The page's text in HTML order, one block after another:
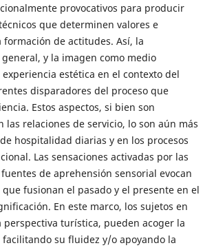
provocativos para producir
que determinen valores e
de actitudes. Así, la
y la imagen como medio
estética en el contexto del
disparadores del proceso que
Estos aspectos, si bien son
las relaciones de servicio, lo son aún más
hospitalidad diarias y en los procesos
Las sensaciones activadas por las
de aprehensión sensorial evocan
fusionan el pasado y el presente en el
En este marco, los sujetos en
perspectiva turística, pueden acoger la
su fluidez y/o apoyando la